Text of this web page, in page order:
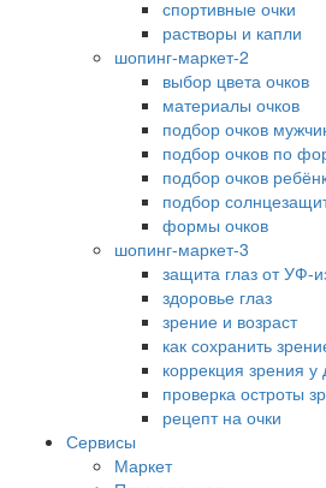
спортивные очки
растворы и капли
шопинг-маркет-2
выбор цвета очков
материалы очков
подбор очков
подбор очков по
подбор очков
подбор
формы очков
шопинг-маркет-3
защита глаз от УФ-
здоровье глаз
зрение и возраст
как сохранить
коррекция зрения у
проверка остроты
рецепт на очки
Сервисы
Маркет